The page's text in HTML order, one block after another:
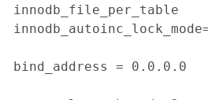
innodb_file_per_table
bind_address = 0.0.0.0